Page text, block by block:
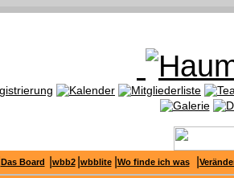
Das Board wbb2 wbblite Wo finde ich was